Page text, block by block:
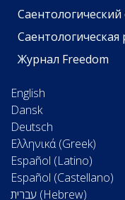
Саентологическая
Журнал Freedom
English
Dansk
Deutsch
Ελληνικά (Greek)
Español (Latino)
Español (Castellano)